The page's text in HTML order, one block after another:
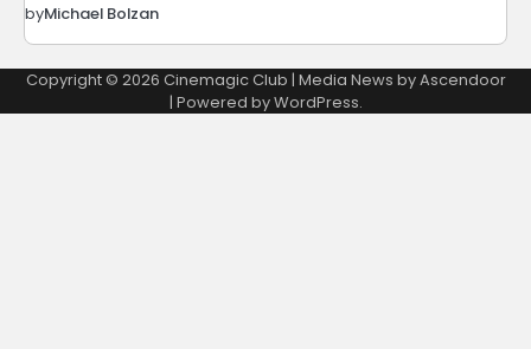
byMichael Bolzan
Copyright © 2026 Cinemagic Club | Media News byAscendoor
| Powered byWordPress.